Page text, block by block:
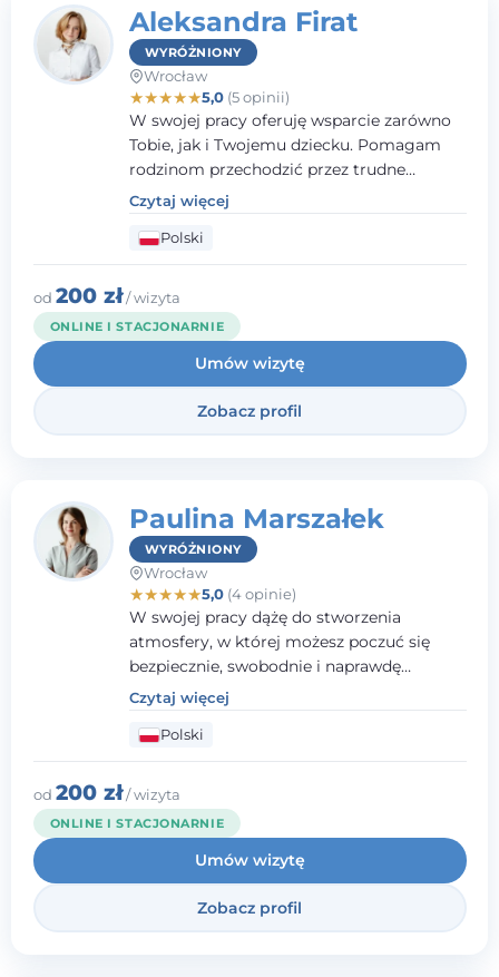
Aleksandra Firat
WYRÓŻNIONY
Wrocław
★★★★★5,0(5 opinii)
W swojej pracy oferuję wsparcie zarówno
Tobie, jak i Twojemu dziecku. Pomagam
rodzinom przechodzić przez trudne
momenty, opierając współpracę na
wzajemnym zaufaniu i otwartej
komunikacji. Posiadam doświadczenie w
pracy z dziećmi i młodzieżą mierzącymi się
z różnorodnymi trudnościami
emocjonalnymi oraz rozwojowymi.
Czytaj więcej
Polski
od 200 zł/ wizyta
ONLINE I STACJONARNIE
Umów wizytę
Zobacz profil
Paulina Marszałek
WYRÓŻNIONY
Wrocław
★★★★★5,0(4 opinie)
W swojej pracy dążę do stworzenia
atmosfery, w której możesz poczuć się
bezpiecznie, swobodnie i naprawdę
wysłuchany(-a). Zależy mi na
towarzyszeniu Ci w drodze do większego
dobrostanu, lepszego poznania siebie oraz
budowania wartościowych i
satysfakcjonujących relacji - zarówno z
innymi, jak i z samym sobą. Możliwość
bycia częścią tego procesu traktuję jako
duże wyróżnienie.
Czytaj więcej
Polski
od 200 zł/ wizyta
ONLINE I STACJONARNIE
Umów wizytę
Zobacz profil